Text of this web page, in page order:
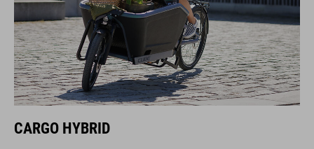
CARGO HYBRID